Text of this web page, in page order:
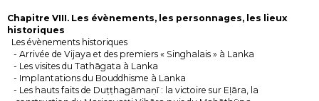
Chapitre VIII. Les évènements, les personnages, les lieux
historiques
Les évènements historiques
- Arrivée de Vijaya et des premiers « Singhalais » à Lanka
- Les visites du Tathāgata à Lanka
- Implantations du Bouddhisme à Lanka
- Les hauts faits de Duṭṭhagāmaṇī : la victoire sur Eḷāra, la